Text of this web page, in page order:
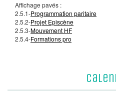
Affichage pavés :
2.5.1-Programmation paritaire
2.5.2-Projet Episcène
2.5.3-Mouvement HF
2.5.4-Formations pro